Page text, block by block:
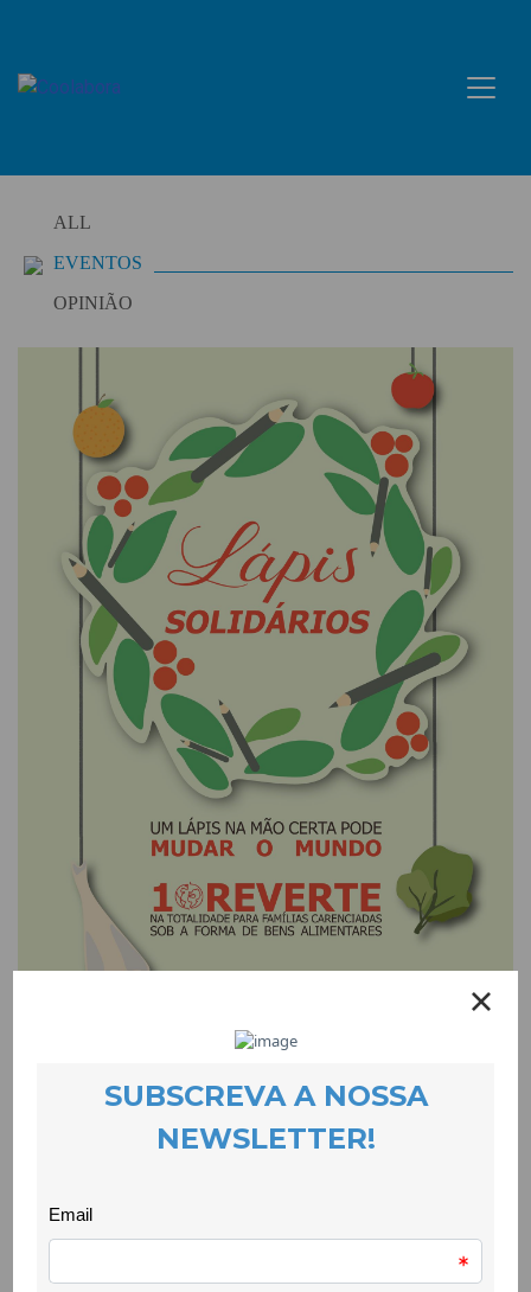
content
ALL
EVENTOS
OPINIÃO
Já começou a 2ª edição dos “Lápis Solidários”.
Uma iniciativa promovida pelo Entre Mundos e pela CooLabora